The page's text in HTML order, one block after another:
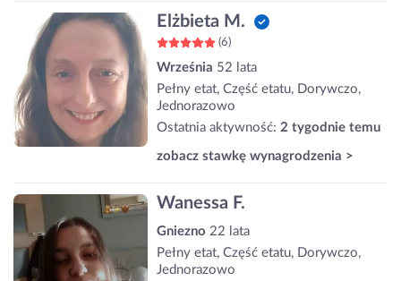
Elżbieta M.
(6)
Września 52 lata
Pełny etat, Część etatu, Dorywczo,
Jednorazowo
Ostatnia aktywność: 2 tygodnie temu
zobacz stawkę wynagrodzenia >
Wanessa F.
Gniezno 22 lata
Pełny etat, Część etatu, Dorywczo,
Jednorazowo